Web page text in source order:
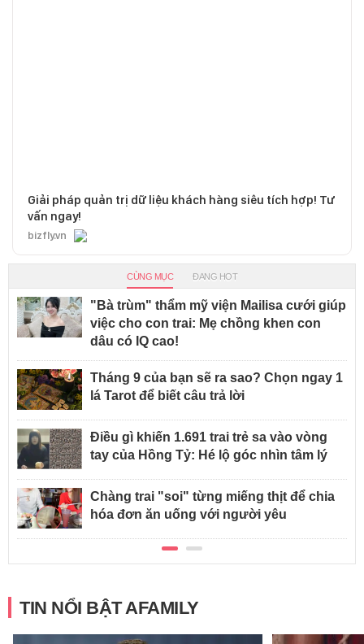
Giải pháp quản trị dữ liệu khách hàng siêu tích hợp! Tư
vấn ngay!
bizfly.vn
CÙNG MỤC ĐANG HOT
"Bà trùm" thẩm mỹ viện Mailisa cưới giúp
việc cho con trai: Mẹ chồng khen con
dâu có IQ cao!
Tháng 9 của bạn sẽ ra sao? Chọn ngay 1
lá Tarot để biết câu trả lời
Điều gì khiến 1.691 trai trẻ sa vào vòng
tay của Hồng Tỷ: Hé lộ góc nhìn tâm lý
Chàng trai "soi" từng miếng thịt để chia
hóa đơn ăn uống với người yêu
TIN NỔI BẬT AFAMILY